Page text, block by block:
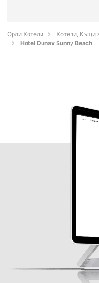
Орли Хотели
Хотели, Къщи
Hotel Dunav Sunny Beach